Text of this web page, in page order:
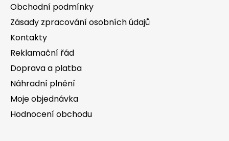
k
Obchodní podmínky
Zásady zpracování osobních údajů
Kontakty
Reklamační řád
Doprava a platba
Náhradní plnění
Moje objednávka
Hodnocení obchodu